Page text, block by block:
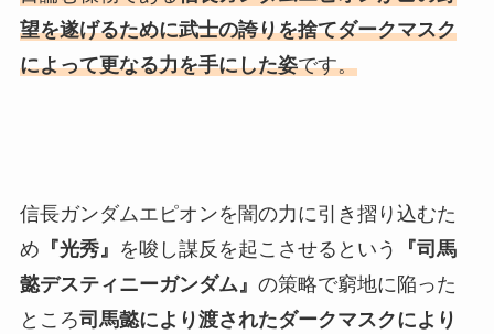
望を遂げるために武士の誇りを捨てダークマスク
によって更なる力を手にした姿です。
信長ガンダムエピオンを闇の力に引き摺り込むた
め 『光秀』 を唆し謀反を起こさせるという
『司馬
懿デスティニーガンダム』 の策略で窮地に陥った
ところ司馬懿により渡されたダークマスクにより